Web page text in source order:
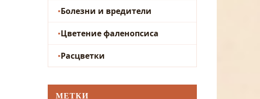
Болезни и вредители
Цветение фаленопсиса
Расцветки
МЕТКИ